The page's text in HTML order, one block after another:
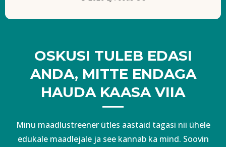
OSKUSI TULEB EDASI
ANDA, MITTE ENDAGA
HAUDA KAASA VIIA
Minu maadlustreener ütles aastaid tagasi nii ühele
edukale maadlejale ja see kannab ka mind. Soovin